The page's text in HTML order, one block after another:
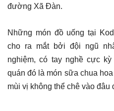
đường Xã Đàn.
Những món đồ uống tại
cho ra mắt bởi đội ngũ
nghiệm, có tay nghề cực
quán đó là món sữa chua
mùi vị không thể chê vào đâu